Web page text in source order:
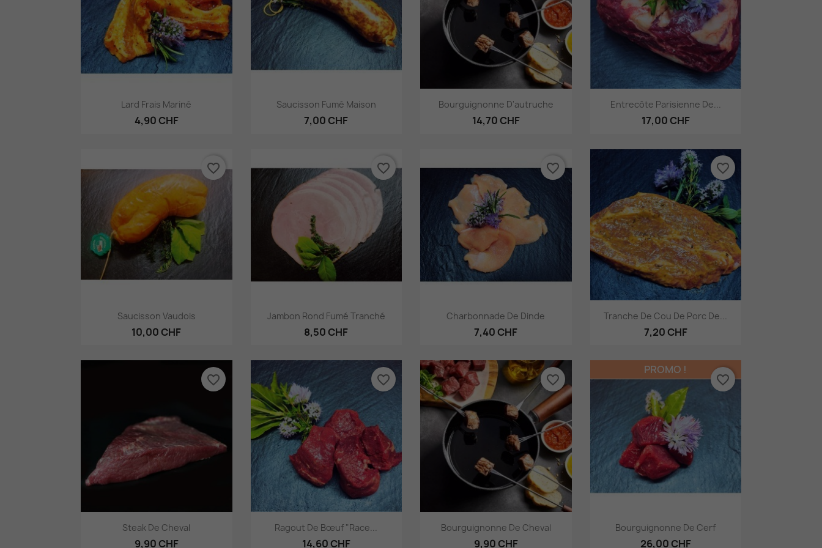
Aperçu rapide
Lard Frais Mariné
4,90 CHF
Aperçu rapide
Saucisson Fumé Maison
7,00 CHF
Aperçu rapide
Bourguignonne D'autruche
14,70 CHF
Aperçu rapide
Entrecôte Parisienne De...
17,00 CHF
Aperçu rapide
Saucisson Vaudois
10,00 CHF
favorite_border
Aperçu rapide
Jambon Rond Fumé Tranché
8,50 CHF
favorite_border
Aperçu rapide
Charbonnade De Dinde
7,40 CHF
favorite_border
 Aperçu rapide
Tranche De Cou De Porc De...
7,20 CHF
favorite_border
Aperçu rapide
Steak De Cheval
9,90 CHF
favorite_border
Aperçu rapide
Ragout De Bœuf "Race...
14,60 CHF
favorite_border
Aperçu rapide
Bourguignonne De Cheval
9,90 CHF
favorite_border
Aperçu rapide
Bourguignonne De Cerf
26,00 CHF
PROMO !
favorite_border